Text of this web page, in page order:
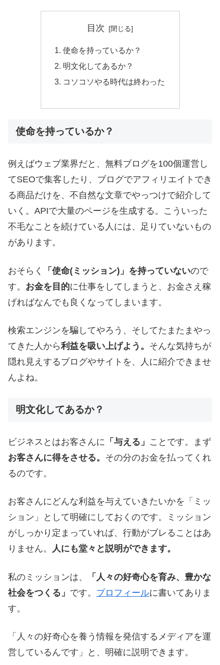
目次
使命を持っているか？
明文化してあるか？
コソコソやる時代は終わった
使命を持っているか？
例えばウェブ業界だと、無料ブログを100個運営し
てSEOで集客したり、ブログでアフィリエイトでき
る商品だけを、不自然な文章でやっつけで紹介して
いく。APIで大量のページを生成する。こういった
不毛なことを続けている人には、足りていないもの
があります。
おそらく 「使命(ミッション)」を持っていないので
す。 お金を目的に仕事をしてしまうと、お金さえ稼
げればなんでも良くなってしまいます。
検索エンジンを騙してやろう、そしてたまたまやっ
てきた人から利益を吸い上げよう。 そんな気持ちが
隠れ見えするブログやサイトを、人に紹介できませ
んよね。
明文化してあるか？
ビジネスとはお客さんに 「与える」 ことです。まず
お客さんに得をさせる。 その分のお金を払ってくれ
るのです。
お客さんにどんな利益を与えていきたいかを「ミッ
ション」として明確にしておくのです。ミッション
がしっかり定まっていれば、行動がブレることはあ
りません。 人にも堂々と説明ができます。
私のミッションは、
「人々の好奇心を育み、豊かな
社会をつくる」 です。 プロフィールに書いてありま
す。
「人々の好奇心を養う情報を発信するメディアを運
営しているんです」と、明確に説明できます。